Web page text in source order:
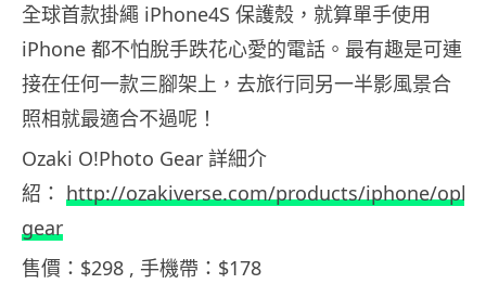
全球首款掛繩 iPhone4S 保護殼，就算單手使用
iPhone 都不怕脫手跌花心愛的電話。最有趣是可連
接在任何一款三腳架上，去旅行同另一半影風景合
照相就最適合不過呢！
Ozaki O!Photo Gear 詳細介
紹： http://ozakiverse.com/products/iphone/
gear
售價：$298 , 手機帶：$178